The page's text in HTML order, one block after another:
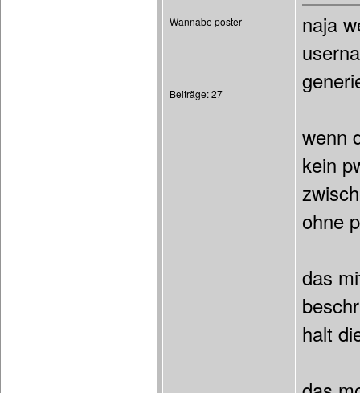
Wannabe poster
Beiträge: 27
naja
wenn
kein
ohne
das
halt